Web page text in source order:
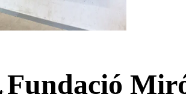
Fundació